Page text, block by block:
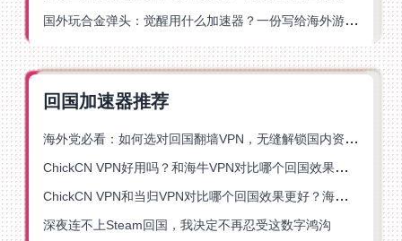
国外玩合金弹头：觉醒用什么加速器？一份写给海外游子的畅玩指南
回国加速器推荐
海外党必看：如何选对回国翻墙VPN，无缝解锁国内资源？
ChickCN VPN好用吗？和海牛VPN对比哪个回国效果更好？
ChickCN VPN和当归VPN对比哪个回国效果更好？海外党亲测后选了它
深夜连不上Steam回国，我决定不再忍受这数字鸿沟